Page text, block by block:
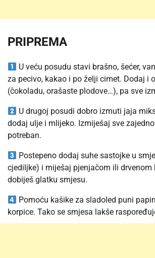
PRIPREMA
U veću posudu stavi brašno, šećer,
za pecivo, kakao i po želji cimet. Dodaj i
(čokoladu, orašaste plodove…), pa sve
U drugoj posudi dobro izmuti jaja
dodaj ulje i mlijeko. Izmiješaj sve
potreban.
Postepeno dodaj suhe sastojke u
cjediljke) i miješaj pjenjačom ili drvenom
dobiješ glatku smjesu.
Pomoću kašike za sladoled puni
korpice. Tako se smjesa lakše